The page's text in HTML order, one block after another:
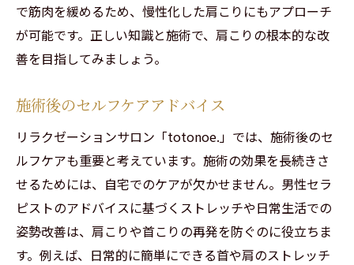
で筋肉を緩めるため、慢性化した肩こりにもアプローチ
が可能です。正しい知識と施術で、肩こりの根本的な改
善を目指してみましょう。
施術後のセルフケアアドバイス
リラクゼーションサロン「totonoe.」では、施術後のセ
ルフケアも重要と考えています。施術の効果を長続きさ
せるためには、自宅でのケアが欠かせません。男性セラ
ピストのアドバイスに基づくストレッチや日常生活での
姿勢改善は、肩こりや首こりの再発を防ぐのに役立ちま
す。例えば、日常的に簡単にできる首や肩のストレッチ